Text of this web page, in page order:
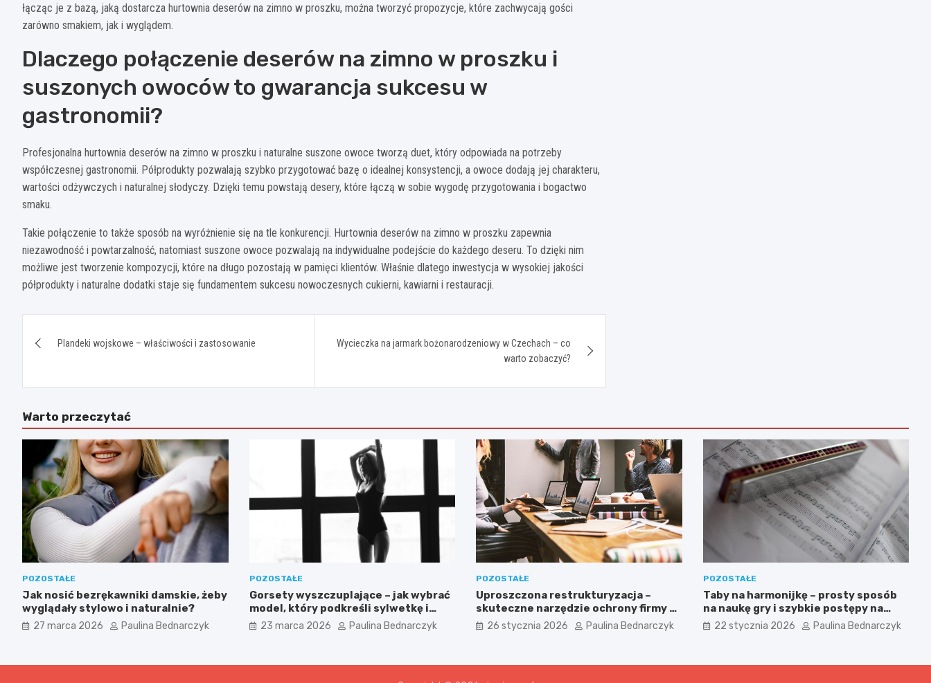
łącząc je z bazą, jaką dostarcza hurtownia deserów na zimno w proszku, można tworzyć propozycje, które zachwycają gości
zarówno smakiem, jak i wyglądem.
Dlaczego połączenie deserów na zimno w proszku i
suszonych owoców to gwarancja sukcesu w
gastronomii?
Profesjonalna hurtownia deserów na zimno w proszku i naturalne suszone owoce tworzą duet, który odpowiada na potrzeby
współczesnej gastronomii. Półprodukty pozwalają szybko przygotować bazę o idealnej konsystencji, a owoce dodają jej charakteru,
wartości odżywczych i naturalnej słodyczy. Dzięki temu powstają desery, które łączą w sobie wygodę przygotowania i bogactwo
smaku.
Takie połączenie to także sposób na wyróżnienie się na tle konkurencji. Hurtownia deserów na zimno w proszku zapewnia
niezawodność i powtarzalność, natomiast suszone owoce pozwalają na indywidualne podejście do każdego deseru. To dzięki nim
możliwe jest tworzenie kompozycji, które na długo pozostają w pamięci klientów. Właśnie dlatego inwestycja w wysokiej jakości
półprodukty i naturalne dodatki staje się fundamentem sukcesu nowoczesnych cukierni, kawiarni i restauracji.
wpisuPlandeki wojskowe – właściwości i zastosowanie
Wycieczka na jarmark bożonarodzeniowy w Czechach – co
warto zobaczyć?
Warto przeczytać
POZOSTAŁE
Jak nosić bezrękawniki damskie, żeby
wyglądały stylowo i naturalnie?
27 marca 2026 Paulina Bednarczyk
POZOSTAŁE
Gorsety wyszczuplające – jak wybrać
model, który podkreśli sylwetkę i
zapewni komfort noszenia?
23 marca 2026 Paulina Bednarczyk
POZOSTAŁE
Uproszczona restrukturyzacja –
skuteczne narzędzie ochrony firmy w
czasach kryzysu
26 stycznia 2026 Paulina Bednarczyk
POZOSTAŁE
Taby na harmonijkę – prosty sposób
na naukę gry i szybkie postępy na
każdym poziomie
22 stycznia 2026 Paulina Bednarczyk